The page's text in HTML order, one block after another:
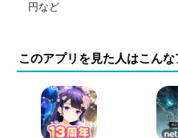
円など
このアプリを見た人はこん